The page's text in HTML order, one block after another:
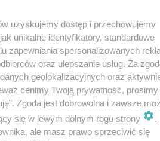
uzyskujemy dostęp i przechowujemy
unikalne identyfikatory, standardowe
zapewniania spersonalizowanych
oraz ulepszanie usług. Za
geolokalizacyjnych oraz
cenimy Twoją prywatność, prosimy
Zgoda jest dobrowolna i zawsze
się w lewym dolnym rogu strony
.
ale masz prawo sprzeciwić się